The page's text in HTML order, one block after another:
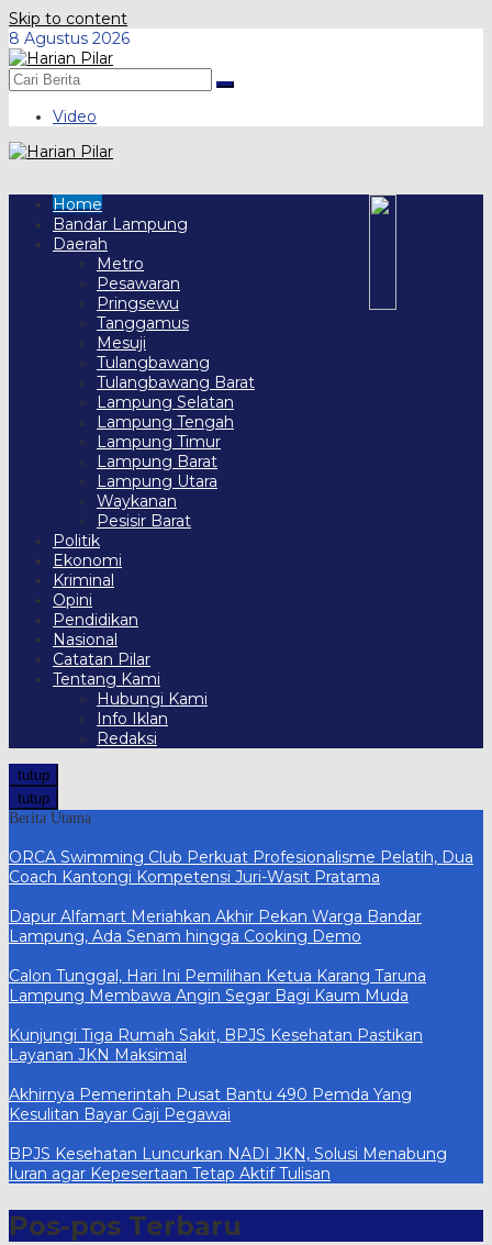
Skip to content
8 Agustus 2026
Video
Home
Bandar Lampung
Daerah
Metro
Pesawaran
Pringsewu
Tanggamus
Mesuji
Tulangbawang
Tulangbawang Barat
Lampung Selatan
Lampung Tengah
Lampung Timur
Lampung Barat
Lampung Utara
Waykanan
Pesisir Barat
Politik
Ekonomi
Kriminal
Opini
Pendidikan
Nasional
Catatan Pilar
Tentang Kami
Hubungi Kami
Info Iklan
Redaksi
tutup
tutup
Berita Utama
ORCA Swimming Club Perkuat Profesionalisme Pelatih, Dua
Coach Kantongi Kompetensi Juri-Wasit Pratama
Dapur Alfamart Meriahkan Akhir Pekan Warga Bandar
Lampung, Ada Senam hingga Cooking Demo
Calon Tunggal, Hari Ini Pemilihan Ketua Karang Taruna
Lampung Membawa Angin Segar Bagi Kaum Muda
Kunjungi Tiga Rumah Sakit, BPJS Kesehatan Pastikan
Layanan JKN Maksimal
Akhirnya Pemerintah Pusat Bantu 490 Pemda Yang
Kesulitan Bayar Gaji Pegawai
BPJS Kesehatan Luncurkan NADI JKN, Solusi Menabung
Iuran agar Kepesertaan Tetap Aktif Tulisan
Pos-pos Terbaru